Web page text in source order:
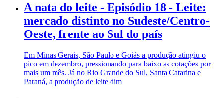
A nata do leite - Episódio 18 - Leite:
mercado distinto no Sudeste/Centro-
Oeste, frente ao Sul do país
Em Minas Gerais, São Paulo e Goiás a produção atingiu o
pico em dezembro, pressionando para baixo as cotações por
mais um mês. Já no Rio Grande do Sul, Santa Catarina e
Paraná, a produção de leite dim